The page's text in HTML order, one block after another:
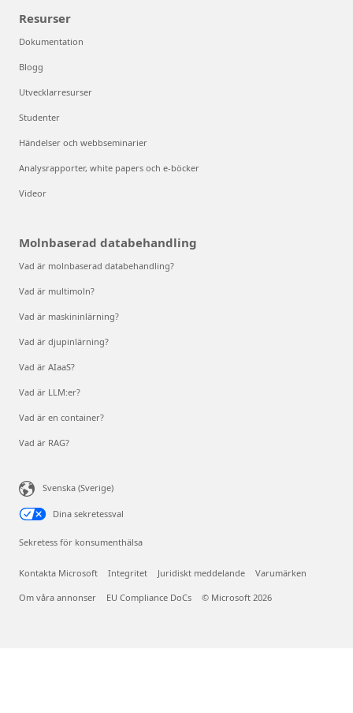
Resurser
Dokumentation
Blogg
Utvecklarresurser
Studenter
Händelser och webbseminarier
Analysrapporter, white papers och e-böcker
Videor
Molnbaserad databehandling
Vad är molnbaserad databehandling?
Vad är multimoln?
Vad är maskininlärning?
Vad är djupinlärning?
Vad är AIaaS?
Vad är LLM:er?
Vad är en container?
Vad är RAG?
Svenska (Sverige)
Dina sekretessval
Sekretess för konsumenthälsa
Kontakta Microsoft Integritet Juridiskt meddelande Varumärken
Om våra annonser EU Compliance DoCs © Microsoft 2026